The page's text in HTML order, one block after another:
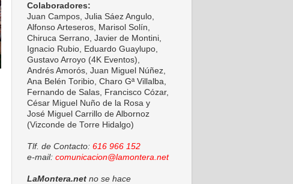
Colaboradores:
Juan Campos, Julia Sáez Angulo,
Alfonso Arteseros, Marisol Solín,
Chiruca Serrano, Javier de Montini,
Ignacio Rubio, Eduardo Guaylupo,
Gustavo Arroyo (4K Eventos),
Andrés Amorós, Juan Miguel Núñez,
Ana Belén Toribio, Charo Gª Villalba,
Fernando de Salas, Francisco Cózar,
César Miguel Nuño de la Rosa y
José Miguel Carrillo de Albornoz
(Vizconde de Torre Hidalgo)
Tlf. de Contacto: 616 966 152
e-mail: comunicacion@lamontera.net
LaMontera.net no se hace